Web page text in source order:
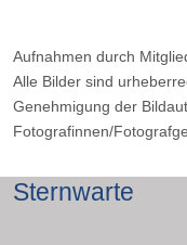
Aufnahmen durch
Alle Bilder sind
Genehmigung der
Fotografinnen/
Sternwarte